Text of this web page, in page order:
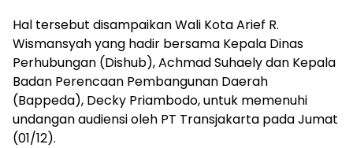
Hal tersebut disampaikan Wali Kota Arief R.
Wismansyah yang hadir bersama Kepala Dinas
Perhubungan (Dishub), Achmad Suhaely dan Kepala
Badan Perencaan Pembangunan Daerah
(Bappeda), Decky Priambodo, untuk memenuhi
undangan audiensi oleh PT Transjakarta pada Jumat
(01/12).